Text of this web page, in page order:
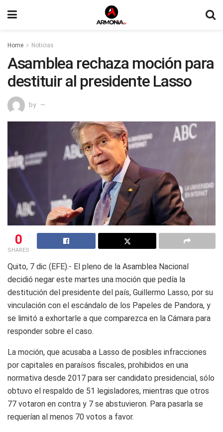
Home Noticias
Asamblea rechaza moción para
destituir al presidente Lasso
by
0
SHARES
Quito, 7 dic (EFE).- El pleno de la Asamblea Nacional
decidió negar este martes una moción que pedía la
destitución del presidente del país, Guillermo Lasso, por su
vinculación con el escándalo de los Papeles de Pandora, y
se limitó a exhortarle a que comparezca en la Cámara para
responder sobre el caso.
La moción, que acusaba a Lasso de posibles infracciones
por capitales en paraísos fiscales, prohibidos en una
normativa desde 2017 para ser candidato presidencial, sólo
obtuvo el respaldo de 51 legisladores, mientras que otros
77 votaron en contra y 7 se abstuvieron. Para pasarla se
requerían al menos 70 votos a favor.